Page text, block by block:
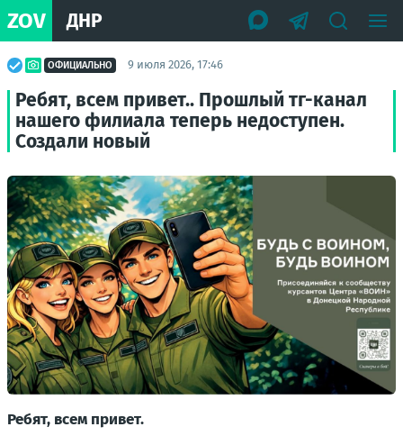
ZOV ДНР
ОФИЦИАЛЬНО 9 июля 2026, 17:46
Ребят, всем привет.. Прошлый тг-канал
нашего филиала теперь недоступен.
Создали новый
Ребят, всем привет.